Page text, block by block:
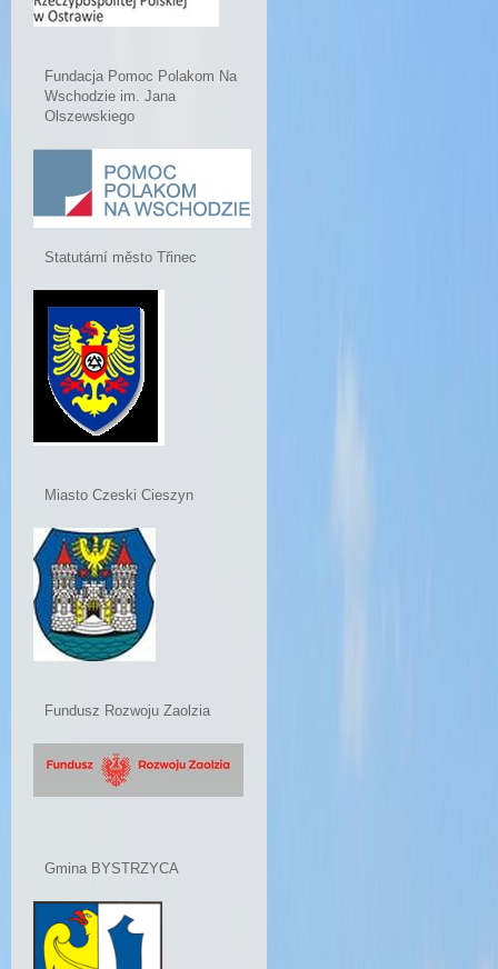
Fundacja Pomoc Polakom Na
Wschodzie im. Jana
Olszewskiego
Statutární město Třinec
Miasto Czeski Cieszyn
Fundusz Rozwoju Zaolzia
Gmina BYSTRZYCA